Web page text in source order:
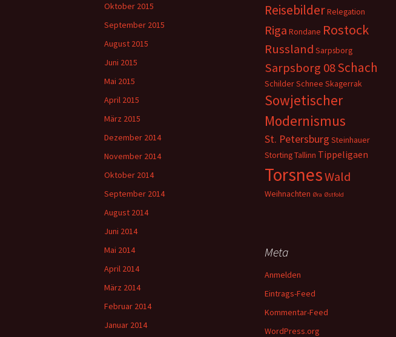
Oktober 2015
September 2015
August 2015
Juni 2015
Mai 2015
April 2015
März 2015
Dezember 2014
November 2014
Oktober 2014
September 2014
August 2014
Juni 2014
Mai 2014
April 2014
März 2014
Februar 2014
Januar 2014
ReisebilderRelegation
Riga Rondane Rostock
Russland Sarpsborg
Sarpsborg 08Schach
SchilderSchnee Skagerrak
Sowjetischer
Modernismus
St. Petersburg Steinhauer
StortingTallinn Tippeligaen
TorsnesWald
Weihnachten Øra Østfold
Meta
Anmelden
Eintrags-Feed
Kommentar-Feed
WordPress.org